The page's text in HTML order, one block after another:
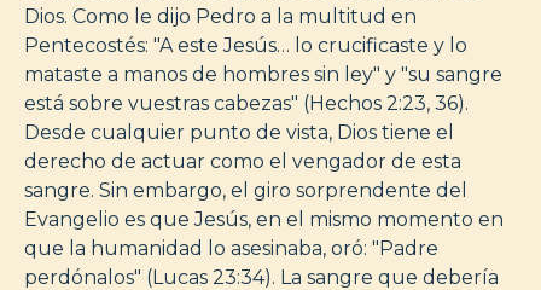
Dios. Como le dijo Pedro a la multitud en
Pentecostés: "A este Jesús… lo crucificaste y lo
mataste a manos de hombres sin ley" y "su sangre
está sobre vuestras cabezas" (Hechos 2:23, 36).
Desde cualquier punto de vista, Dios tiene el
derecho de actuar como el vengador de esta
sangre. Sin embargo, el giro sorprendente del
Evangelio es que Jesús, en el mismo momento en
que la humanidad lo asesinaba, oró: "Padre
perdónalos" (Lucas 23:34). La sangre que debería